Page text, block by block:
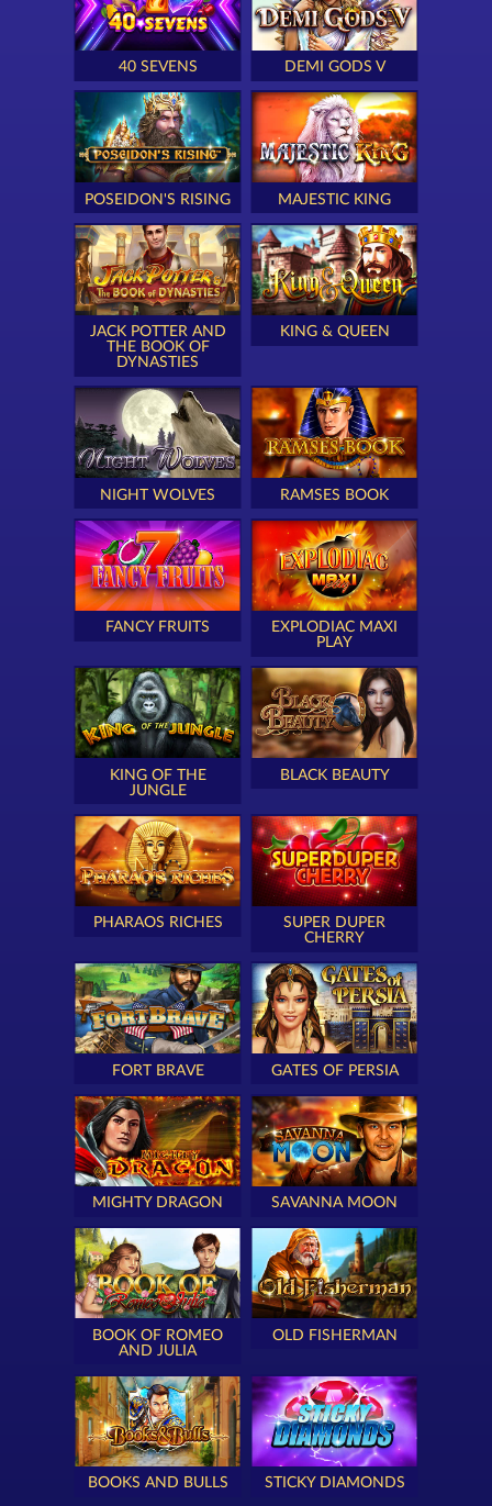
40 SEVENS DEMI GODS V
POSEIDON'S RISING MAJESTIC KING
JACK POTTER AND
THE BOOK OF
DYNASTIES
KING & QUEEN
NIGHT WOLVES RAMSES BOOK
FANCY FRUITS
EXPLODIAC MAXI
PLAY
KING OF THE
JUNGLE
BLACK BEAUTY
PHARAOS RICHES
SUPER DUPER
CHERRY
FORT BRAVE GATES OF PERSIA
MIGHTY DRAGON SAVANNA MOON
BOOK OF ROMEO
AND JULIA
OLD FISHERMAN
BOOKS AND BULLS STICKY DIAMONDS